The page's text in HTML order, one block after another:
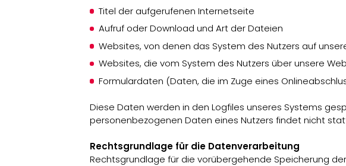
Titel der aufgerufenen Internetseite
Aufruf oder Download und Art der Dateien
Websites, von denen das System des Nutzers auf
Websites, die vom System des Nutzers über unsere
Formulardaten (Daten, die im Zuge eines
Diese Daten werden in den Logfiles unseres Systems
personenbezogenen Daten eines Nutzers findet nicht
Rechtsgrundlage für die Datenverarbeitung
Rechtsgrundlage für die vorübergehende Speicherung